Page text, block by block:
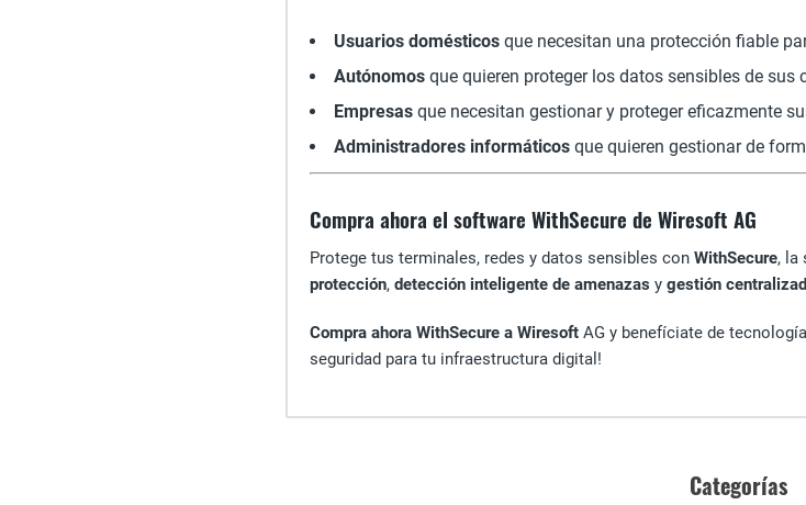
Usuarios domésticos que necesitan una protección fiable
Autónomos que quieren proteger los datos sensibles de sus
Empresas que necesitan gestionar y proteger eficazmente
Administradores informáticos que quieren gestionar de
Compra ahora el software WithSecure de Wiresoft AG
Protege tus terminales, redes y datos sensibles con WithSecure, la
protección, detección inteligente de amenazas y gestión
Compra ahora WithSecure a Wiresoft AG y benefíciate de
seguridad para tu infraestructura digital!
Categorías